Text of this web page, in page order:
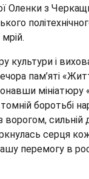
Оленки з
культури і
пам’яті
мініатюру
боротьбі
сильній
серця
перемогу в